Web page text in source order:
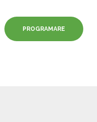
PROGRAMARE